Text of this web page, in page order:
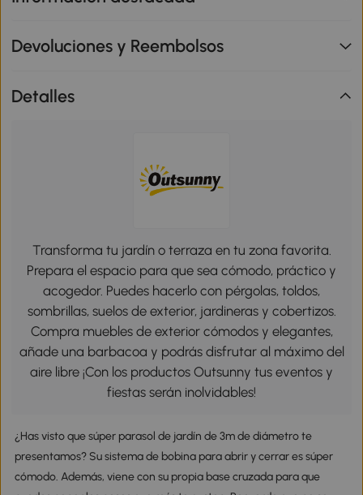
Devoluciones y Reembolsos
Detalles
Transforma tu jardín o terraza en tu zona favorita.
Prepara el espacio para que sea cómodo, práctico y
acogedor. Puedes hacerlo con pérgolas, toldos,
sombrillas, suelos de exterior, jardineras y cobertizos.
Compra muebles de exterior cómodos y elegantes,
añade una barbacoa y podrás disfrutar al máximo del
aire libre ¡Con los productos Outsunny tus eventos y
fiestas serán inolvidables!
¿Has visto que súper parasol de jardín de 3m de diámetro te
presentamos? Su sistema de bobina para abrir y cerrar es súper
cómodo. Además, viene con su propia base cruzada para que